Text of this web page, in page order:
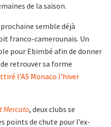
de la saison.
semble déjà
franco-camerounais. Un
pour Ebimbé afin de donner
retrouver sa forme
l’AS Monaco l’hiver
Mercato, deux clubs se
points de chute pour l’ex-